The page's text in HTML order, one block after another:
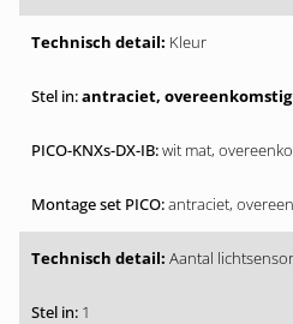
Kleur
antraciet, overeenkomstig
wit mat,
antraciet,
Aantal
1